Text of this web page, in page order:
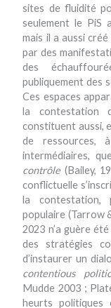
sites de fluidité
seulement le PiS
mais il a aussi
par des
des
publiquement des
Ces espaces
la contestation
constituent aussi,
de ressources,
intermédiaires,
contrôle(Bailey,
conflictuelle
la contestation,
populaire (Tarrow
2023 n’a guère
des stratégies
d’instaurer un
contentious
Mudde 2003 ;
heurts politiques